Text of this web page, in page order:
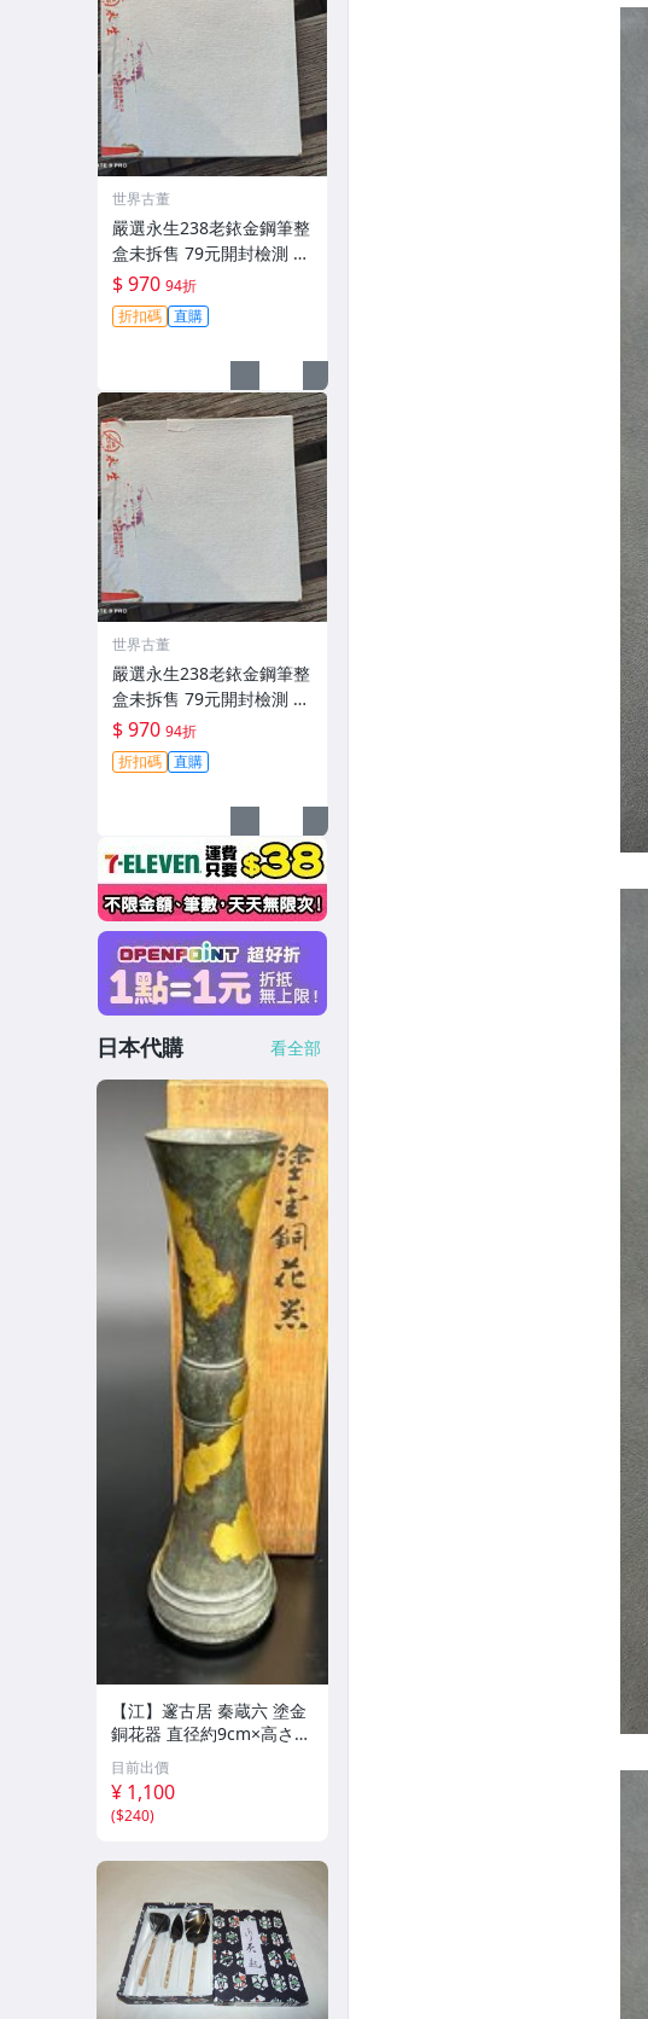
世界古董
嚴選永生238老銥金鋼筆整
盒未拆售 79元開封檢測 中
古收藏推薦 鋉絲鋼筆 永生
鋼筆 原廠鋼筆
$ 970 94折
折扣碼 直購
世界古董
嚴選永生238老銥金鋼筆整
盒未拆售 79元開封檢測 中
古收藏推薦 鋉絲鋼筆 永生
鋼筆 原廠鋼筆
$ 970 94折
折扣碼 直購
日本代購 看全部
【江】邃古居 秦蔵六 塗金
銅花器 直径約9cm×高さ30
cm 在銘 共箱 古美術品(華
道具花生花瓶花生飾壺)BX
Z2737 LTahkp CTqxaf
目前出價
¥ 1,100
($240)